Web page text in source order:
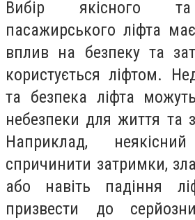
Вибір якісного та
пасажирського ліфта
вплив на безпеку та
користується ліфтом.
та безпека ліфта
небезпеки для життя та
Наприклад,
спричинити затримки,
або навіть падіння
призвести до